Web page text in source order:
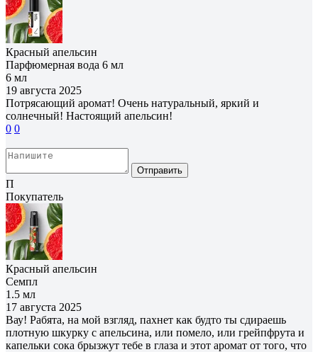
Красный апельсин
Парфюмерная вода 6 мл
6 мл
19 августа 2025
Потрясающий аромат! Очень натуральный, яркий и
солнечный! Настоящий апельсин!
0 0
Отправить
П
Покупатель
Красный апельсин
Семпл
1.5 мл
17 августа 2025
Вау! Рабята, на мой взгляд, пахнет как будто ты сдираешь
плотную шкурку с апельсина, или помело, или грейпфрута и
капельки сока брызжут тебе в глаза и этот аромат от того, что